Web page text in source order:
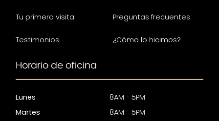
Tu primera visita Preguntas frecuentes
Testimonios ¿Cómo lo hicimos?
Horario de oficina
Lunes
8AM - 5PM
Martes
8AM - 5PM